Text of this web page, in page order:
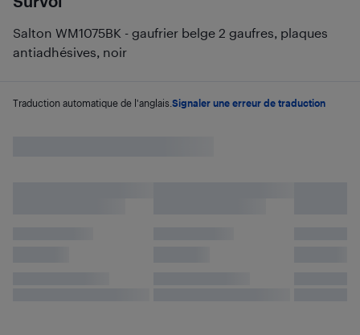
Salton WM1075BK - gaufrier belge 2 gaufres, plaques
antiadhésives, noir
Traduction automatique de l'anglais. Signaler une erreur de traduction